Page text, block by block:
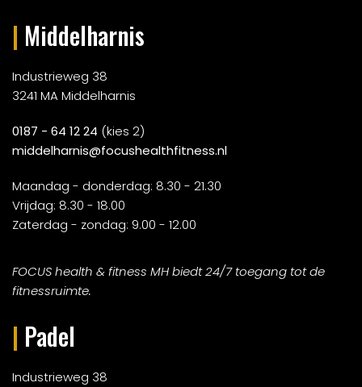
| Middelharnis
Industrieweg 38
3241 MA Middelharnis
0187 - 64 12 24 (kies 2)
middelharnis@focushealthfitness.nl
Maandag - donderdag: 8.30 - 21.30
Vrijdag: 8.30 - 18.00
Zaterdag - zondag: 9.00 - 12.00
FOCUS health & fitness MH biedt 24/7 toegang tot de
fitnessruimte.
| Padel
Industrieweg 38